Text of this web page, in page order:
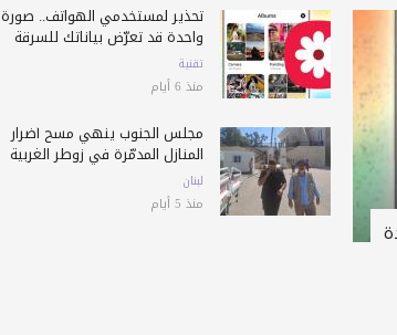
تحذير لمستخدمي الهواتف.. صورة
واحدة قد تعرّض بياناتك للسرقة
تقنية
منذ 6 أيام
مجلس الجنوب ينهي مسح أضرار
المنازل المدمّرة في زوطر الغربية
لبنان
منذ 5 أيام